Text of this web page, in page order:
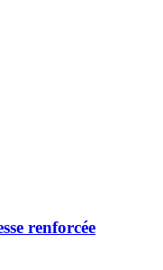
renforcée